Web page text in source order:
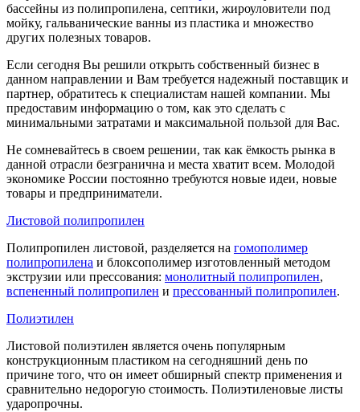
бассейны из полипропилена, септики, жироуловители под
мойку, гальванические ванны из пластика и множество
других полезных товаров.
Если сегодня Вы решили открыть собственный бизнес в
данном направлении и Вам требуется надежный поставщик и
партнер, обратитесь к специалистам нашей компании. Мы
предоставим информацию о том, как это сделать с
минимальными затратами и максимальной пользой для Вас.
Не сомневайтесь в своем решении, так как ёмкость рынка в
данной отрасли безгранична и места хватит всем. Молодой
экономике России постоянно требуются новые идеи, новые
товары и предприниматели.
Листовой полипропилен
Полипропилен листовой, разделяется на гомополимер
полипропилена и блоксополимер изготовленный методом
экструзии или прессования: монолитный полипропилен,
вспененный полипропилен и прессованный полипропилен.
Полиэтилен
Листовой полиэтилен является очень популярным
конструкционным пластиком на сегодняшний день по
причине того, что он имеет обширный спектр применения и
сравнительно недорогую стоимость. Полиэтиленовые листы
ударопрочны.